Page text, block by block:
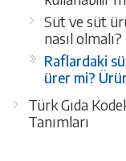
Süt ve süt
nasıl olmalı?
Raflardaki
ürer mi?
Türk Gıda
Tanımları